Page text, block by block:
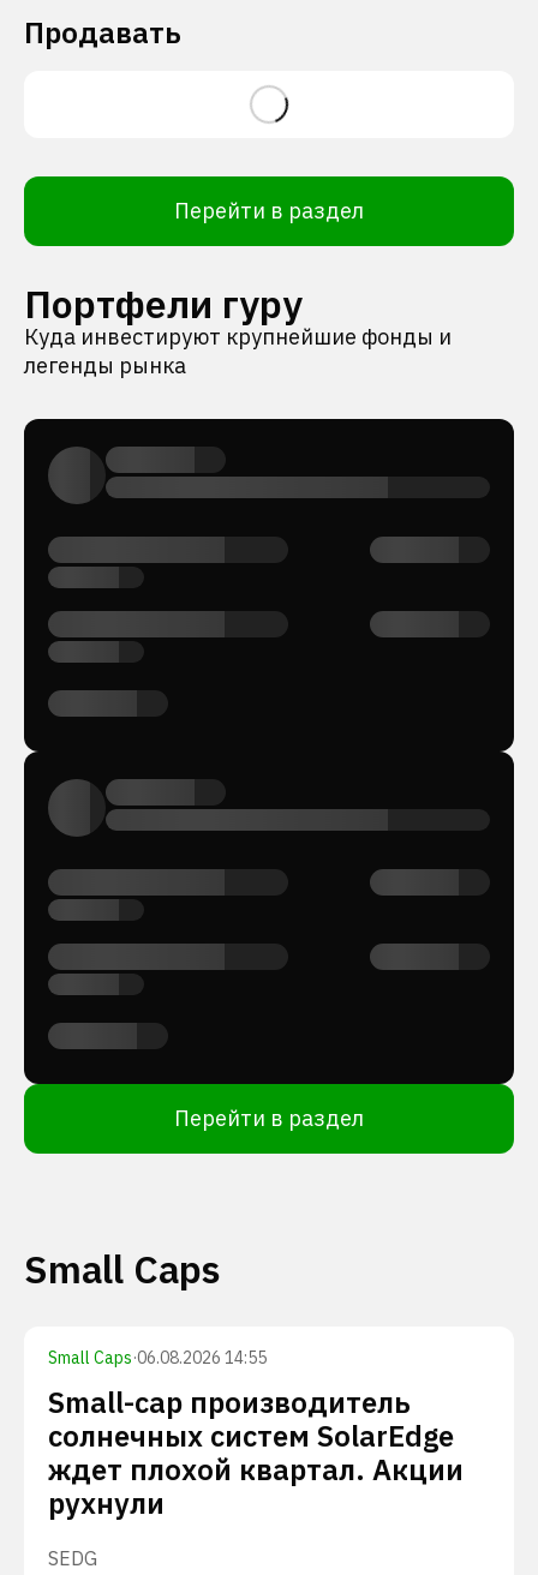
Продавать
Перейти в раздел
Портфели гуру
Куда инвестируют крупнейшие фонды и
легенды рынка
Перейти в раздел
Small Caps
Small Caps·06.08.2026 14:55
Small-cap производитель
солнечных систем SolarEdge
ждет плохой квартал. Акции
рухнули
SEDG